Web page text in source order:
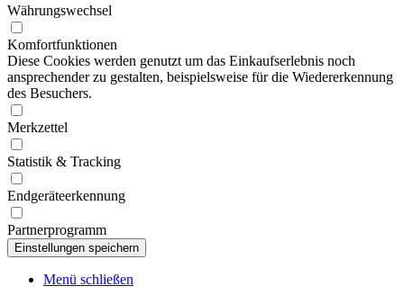
Währungswechsel
Komfortfunktionen
Diese Cookies werden genutzt um das Einkaufserlebnis noch
ansprechender zu gestalten, beispielsweise für die Wiedererkennung
des Besuchers.
Merkzettel
Statistik & Tracking
Endgeräteerkennung
Partnerprogramm
Menü schließen